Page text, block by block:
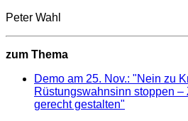
Peter Wahl
zum Thema
Demo am 25. Nov.: "Nein zu
Rüstungswahnsinn stoppen –
gerecht gestalten"